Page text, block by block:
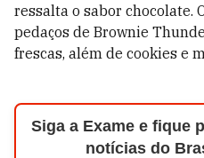
ressalta o sabor chocolate.
pedaços de Brownie
frescas, além de cookies e
Siga a Exame e fique
notícias do